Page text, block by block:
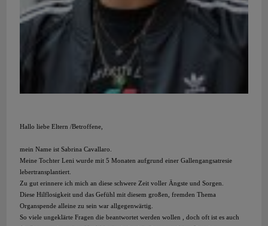
Hallo liebe Eltern /Betroffene,
mein Name ist Sabrina Cavallaro.
Meine Tochter Leni wurde mit 5 Monaten aufgrund einer Gallengangsatresie
lebertransplantiert.
Zu gut erinnere ich mich an diese schwere Zeit voller Ängste und Sorgen.
Diese Hilflosigkeit und das Gefühl mit diesem großen, fremden Thema
Organspende alleine zu sein war allgegenwärtig.
So viele ungeklärte Fragen die beantwortet werden wollen , doch oft ist es auch